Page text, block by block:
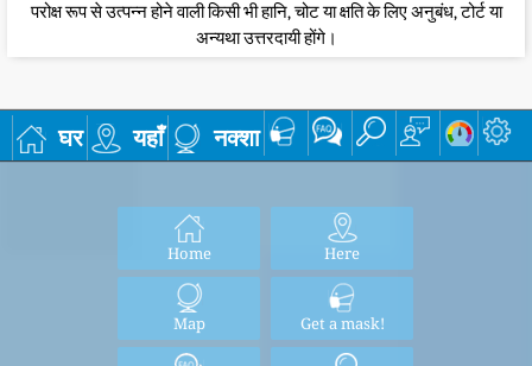
परोक्ष रूप से उत्पन्न होने वाली किसी भी हानि, चोट या क्षति के लिए अनुबंध, टोर्ट या
अन्यथा उत्तरदायी होंगे।
घर यहाँ नक्शा
Home Here
Map Get a mask!